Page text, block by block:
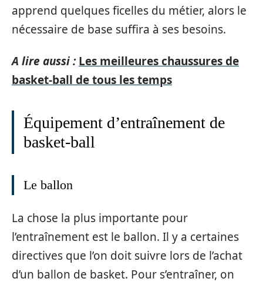
apprend quelques ficelles du métier, alors le
nécessaire de base suffira à ses besoins.
A lire aussi : Les meilleures chaussures de
basket-ball de tous les temps
Équipement d’entraînement de
basket-ball
Le ballon
La chose la plus importante pour
l’entraînement est le ballon. Il y a certaines
directives que l’on doit suivre lors de l’achat
d’un ballon de basket. Pour s’entraîner, on